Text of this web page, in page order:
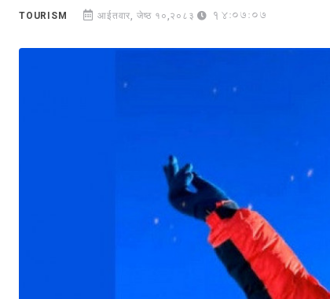
TOURISM आईतवार, जेष्ठ १०,२०८३ 14:07:07